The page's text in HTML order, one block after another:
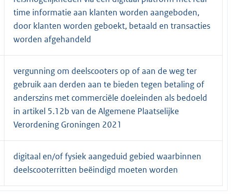
time informatie aan klanten worden aangeboden,
door klanten worden geboekt, betaald en transacties
worden afgehandeld
vergunning om deelscooters op of aan de weg ter
gebruik aan derden aan te bieden tegen betaling of
anderszins met commerciële doeleinden als bedoeld
in artikel 5.12b van de Algemene Plaatselijke
Verordening Groningen 2021
digitaal en/of fysiek aangeduid gebied waarbinnen
deelscooterritten beëindigd moeten worden